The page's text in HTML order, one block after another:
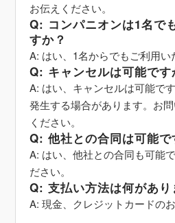
お伝えください。
Q: コンパニオンは1名で
すか？
A: はい、1名からでもご利用い
Q: キャンセルは可能です
A: はい、キャンセルは可能で
発生する場合があります。お
ください。
Q: 他社との合同は可能で
A: はい、他社との合同も可能
ださい。
Q: 支払い方法は何があり
A: 現金、クレジットカードの